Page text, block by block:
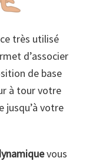
très utilisé
d’associer
de base
à tour votre
jusqu’à votre
vous